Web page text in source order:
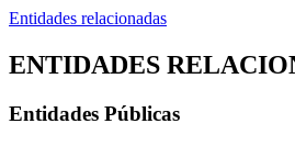
Entidades relacionadas
ENTIDADES
Entidades Públicas